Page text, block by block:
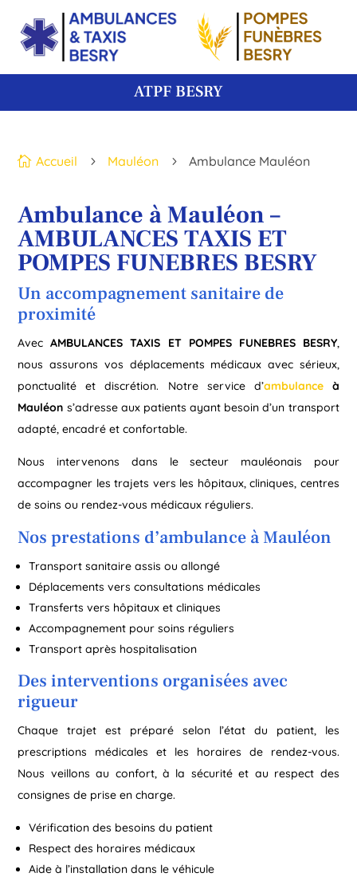
ATPF BESRY
 Accueil 5 Mauléon 5 Ambulance Mauléon
Ambulance à Mauléon –
AMBULANCES TAXIS ET
POMPES FUNEBRES BESRY
Un accompagnement sanitaire de
proximité
AvecAMBULANCES TAXIS ET POMPES FUNEBRES BESRY,
nous assurons vos déplacements médicaux avec sérieux,
ponctualité et discrétion. Notre service d’ambulanceà
Mauléon s’adresse aux patients ayant besoin d’un transport
adapté, encadré et confortable.
Nous intervenons dans le secteur mauléonais pour
accompagner les trajets vers les hôpitaux, cliniques, centres
de soins ou rendez-vous médicaux réguliers.
Nos prestations d’ambulance à Mauléon
Transport sanitaire assis ou allongé
Déplacements vers consultations médicales
Transferts vers hôpitaux et cliniques
Accompagnement pour soins réguliers
Transport après hospitalisation
Des interventions organisées avec
rigueur
Chaque trajet est préparé selon l’état du patient, les
prescriptions médicales et les horaires de rendez-vous.
Nous veillons au confort, à la sécurité et au respect des
consignes de prise en charge.
Vérification des besoins du patient
Respect des horaires médicaux
Aide à l’installation dans le véhicule